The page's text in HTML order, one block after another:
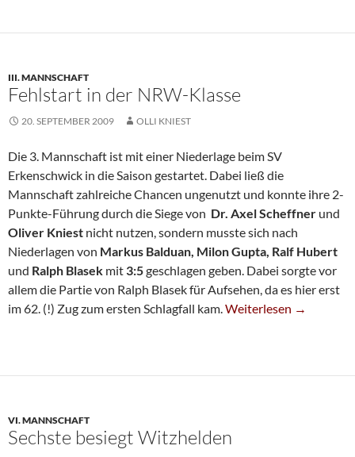
III. MANNSCHAFT
Fehlstart in der NRW-Klasse
20. SEPTEMBER 2009 OLLI KNIEST
Die 3. Mannschaft ist mit einer Niederlage beim SV
Erkenschwick in die Saison gestartet. Dabei ließ die
Mannschaft zahlreiche Chancen ungenutzt und konnte ihre 2-
Punkte-Führung durch die Siege von Dr. Axel Scheffner und
Oliver Kniest nicht nutzen, sondern musste sich nach
Niederlagen von Markus Balduan, Milon Gupta, Ralf Hubert
und Ralph Blasek mit 3:5geschlagen geben. Dabei sorgte vor
allem die Partie von Ralph Blasek für Aufsehen, da es hier erst
im 62. (!) Zug zum ersten Schlagfall kam.Fehlstart In Der NRW-
Weiterlesen →
VI. MANNSCHAFT
Sechste besiegt Witzhelden